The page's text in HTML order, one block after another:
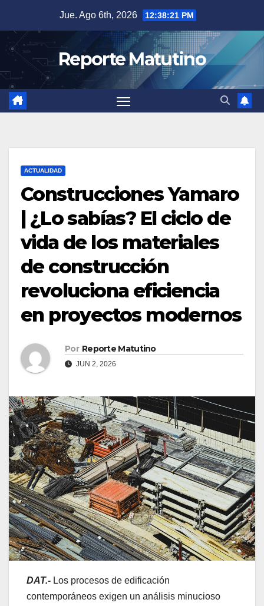
contenido
Jue. Ago 6th, 2026 12:38:22 PM
Reporte Matutino
ACTUALIDAD
Construcciones Yamaro
| ¿Lo sabías? El ciclo de
vida de los materiales
de construcción
revoluciona eficiencia
en proyectos modernos
Por Reporte Matutino
JUN 2, 2026
DAT.- Los procesos de edificación
contemporáneos exigen un análisis minucioso